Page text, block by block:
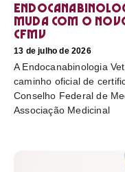
muda com o
CFMV
13 de julho de 2026
A Endocanabinologia
caminho oficial de
Conselho Federal de
Associação Medicinal